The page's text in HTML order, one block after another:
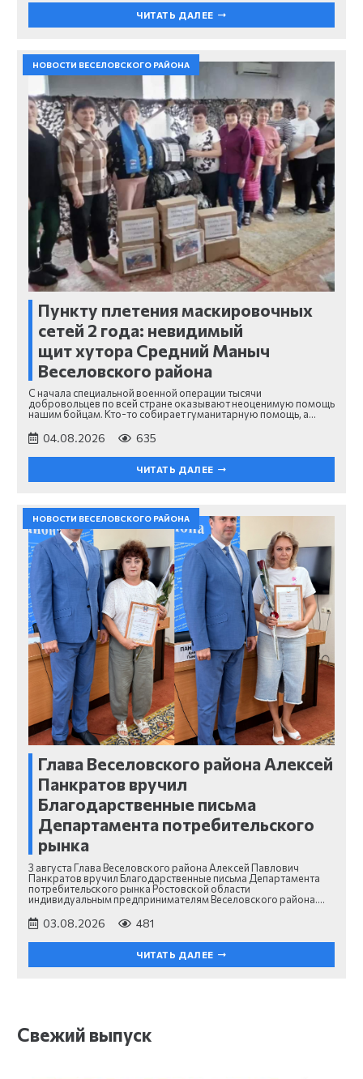
ЧИТАТЬ ДАЛЕЕ
НОВОСТИ ВЕСЕЛОВСКОГО РАЙОНА
Пункту плетения маскировочных
сетей 2 года: невидимый
щит хутора Средний Маныч
Веселовского района
С начала специальной военной операции тысячи
добровольцев по всей стране оказывают неоценимую помощь
нашим бойцам. Кто-то собирает гуманитарную помощь, а…
04.08.2026 635
ЧИТАТЬ ДАЛЕЕ
НОВОСТИ ВЕСЕЛОВСКОГО РАЙОНА
Глава Веселовского района Алексей
Панкратов вручил
Благодарственные письма
Департамента потребительского
рынка
3 августа Глава Веселовского района Алексей Павлович
Панкратов вручил Благодарственные письма Департамента
потребительского рынка Ростовской области
индивидуальным предпринимателям Веселовского района.…
03.08.2026 481
ЧИТАТЬ ДАЛЕЕ
Свежий выпуск